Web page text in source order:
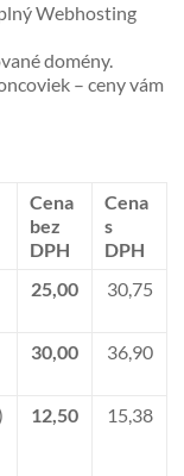
Webhosting
domény.
– ceny vám
Cena
bez
DPH
Cena
s
DPH
25,00 30,75
30,00 36,90
12,50 15,38